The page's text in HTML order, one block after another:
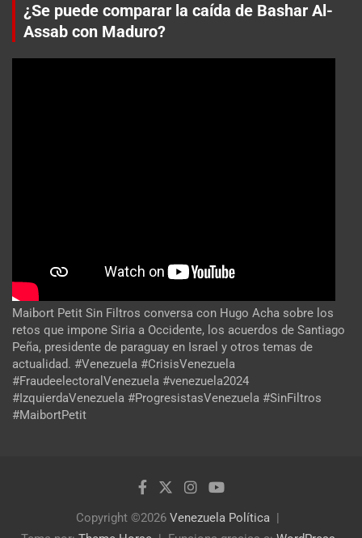
¿Se puede comparar la caída de Bashar Al-
Assab con Maduro?
Maibort Petit Sin Filtros conversa con Hugo Acha sobre los
retos que impone Siria a Occidente, los acuerdos de Santiago
Peña, presidente de paraguay en Israel y otros temas de
actualidad. #Venezuela #CrisisVenezuela
#FraudeelectoralVenezuela #venezuela2024
#IzquierdaVenezuela #ProgresistasVenezuela #SinFiltros
#MaibortPetit
Copyright ©2026 Venezuela Política